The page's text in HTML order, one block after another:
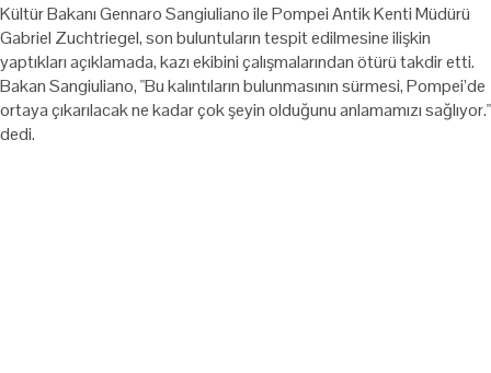
Kültür Bakanı Gennaro Sangiuliano ile Pompei Antik Kenti Müdürü
Gabriel Zuchtriegel, son buluntuların tespit edilmesine ilişkin
yaptıkları açıklamada, kazı ekibini çalışmalarından ötürü takdir etti.
Bakan Sangiuliano, "Bu kalıntıların bulunmasının sürmesi, Pompei’de
ortaya çıkarılacak ne kadar çok şeyin olduğunu anlamamızı sağlıyor."
dedi.